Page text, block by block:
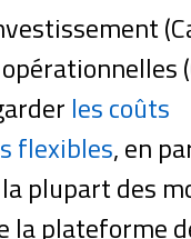
les coûts
flexibles, en
plupart des
la plateforme